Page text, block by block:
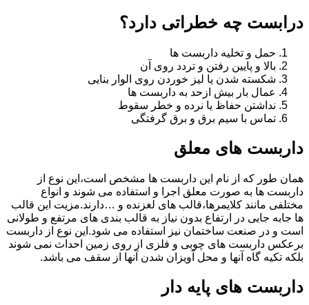
درابست چه خطراتی دارد؟
حمل و تخلیه داربست ها
بالا و پایین رفتن و تردد روی آن
شکسته شدن یا لیز خوردن روی الوار بنایی
عمال بار بیش ازحد به داربست ها
نداشتن حفاظ یا نرده و خطر سقوط
تماس با سیم برق و برق گرفتگی
داربست های معلق
همان طور که از نام این داربست ها مشخص است،این نوع از
داربست ها به صورت معلق اجرا و استفاده می شوند و انواع
مختلفی مانند کلایمرها،قالب های لغزنده و …دارند.مزیت این قالب
ها جابه جایی در ارتفاع بدون نیاز به قالب بندی های مرتفع و طولانی
است و در صنعت ساختمان نیز استفاده می شود.این نوع از داربست
برعکس داربست های چوبی و فلزی از روی زمین احداث نمی شوند
بلکه تکیه گاه آنها و محل آویزان شدن آنها از سقف می باشد.
داربست های پایه دار